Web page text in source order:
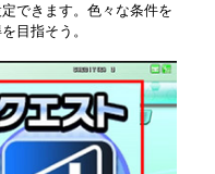
できます。色々な条件を
目指そう。